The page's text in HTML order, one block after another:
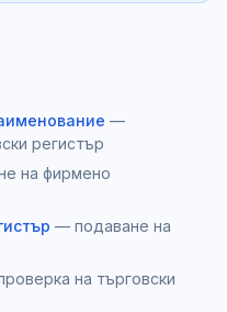
—
регистър
на фирмено
— подаване на
на търговски